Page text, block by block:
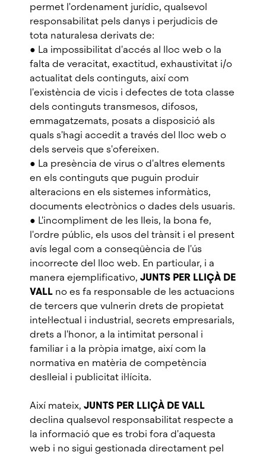
permet l'ordenament jurídic, qualsevol
responsabilitat pels danys i perjudicis de
tota naturalesa derivats de:
● La impossibilitat d'accés al lloc web o la
falta de veracitat, exactitud, exhaustivitat i/o
actualitat dels continguts, així com
l'existència de vicis i defectes de tota classe
dels continguts transmesos, difosos,
emmagatzemats, posats a disposició als
quals s'hagi accedit a través del lloc web o
dels serveis que s'ofereixen.
● La presència de virus o d'altres elements
en els continguts que puguin produir
alteracions en els sistemes informàtics,
documents electrònics o dades dels usuaris.
● L'incompliment de les lleis, la bona fe,
l'ordre públic, els usos del trànsit i el present
avís legal com a conseqüència de l'ús
incorrecte del lloc web. En particular, i a
manera ejemplificativo, JUNTS PER LLIÇÀ DE
VALL no es fa responsable de les actuacions
de tercers que vulnerin drets de propietat
intel·lectual i industrial, secrets empresarials,
drets a l'honor, a la intimitat personal i
familiar i a la pròpia imatge, així com la
normativa en matèria de competència
deslleial i publicitat il·lícita.
Així mateix, JUNTS PER LLIÇÀ DE VALL
declina qualsevol responsabilitat respecte a
la informació que es trobi fora d'aquesta
web i no sigui gestionada directament pel